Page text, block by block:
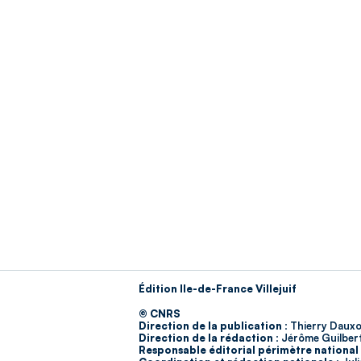
Édition Ile-de-France Villejuif
© CNRS
Direction de la publication : Thierry
Direction de la rédaction : Jérôme
Responsable éditorial périmètre national